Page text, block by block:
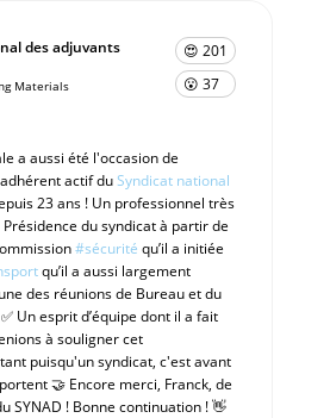
des adjuvants
Materials
😍 201
😮 37
a aussi été l'occasion de
actif duSyndicat national
23 ans ! Un professionnel très
du syndicat à partir de
#sécurité qu’il a initiée
qu’il a aussi largement
des réunions de Bureau et du
Un esprit d’équipe dont il a fait
à souligner cet
puisqu'un syndicat, c'est avant
🤝 Encore merci, Franck, de
SYNAD ! Bonne continuation ! 👋